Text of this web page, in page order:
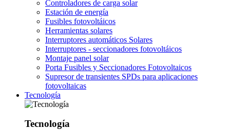
Controladores de carga solar
Estación de energía
Fusibles fotovoltáicos
Herramientas solares
Interruptores automáticos Solares
Interruptores - seccionadores fotovoltáicos
Montaje panel solar
Porta Fusibles y Seccionadores Fotovoltaicos
Supresor de transientes SPDs para aplicaciones
fotovoltaicas
Tecnología
Tecnología